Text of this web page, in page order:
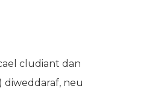
cludiant dan
neu